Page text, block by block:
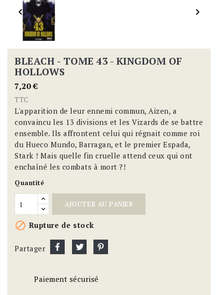
 
BLEACH - TOME 43 - KINGDOM OF
HOLLOWS
7,20 €
TTC
L'apparition de leur ennemi commun, Aizen, a
convaincu les 13 divisions et les Vizards de se battre
ensemble. Ils affrontent celui qui régnait comme roi
du Hueco Mundo, Barragan, et le premier Espada,
Stark ! Mais quelle fin cruelle attend ceux qui ont
enchaîné les combats à mort ?!
Quantité
AJOUTER AU PANIER
 Rupture de stock
Partager
Paiement sécurisé